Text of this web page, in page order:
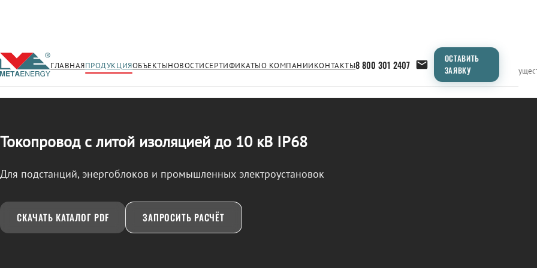
ГЛАВНАЯПРОДУКЦИЯОБЪЕКТЫНОВОСТИСЕРТИФИКАТЫО КОМПАНИИКОНТАКТЫ8 800 301 2407
ОСТАВИТЬ
ЗАЯВКУ
← Продукция/ТОКОПРОВОД Применение Продукция ТипоразмерыСравнение
Токопровод с литой изоляцией до 10 кВ IP68
Для подстанций, энергоблоков и промышленных электроустановок
СКАЧАТЬ КАТАЛОГ PDF ЗАПРОСИТЬ РАСЧЁТ